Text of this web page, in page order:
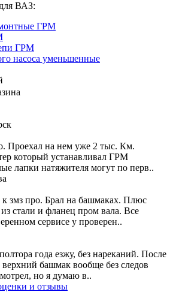
ВАЗ:
ГРМ
ГРМ
насоса уменьшенные
Проехал на нем уже 2 тыс. Км.
который устанавливал ГРМ
лапки натяжителя могут по перв..
змз про. Брал на башмаках. Плюс
стали и фланец пром вала. Все
сервисе у проверен..
года езжу, без нареканий. После
башмак вообще без следов
но я думаю в..
и отзывы